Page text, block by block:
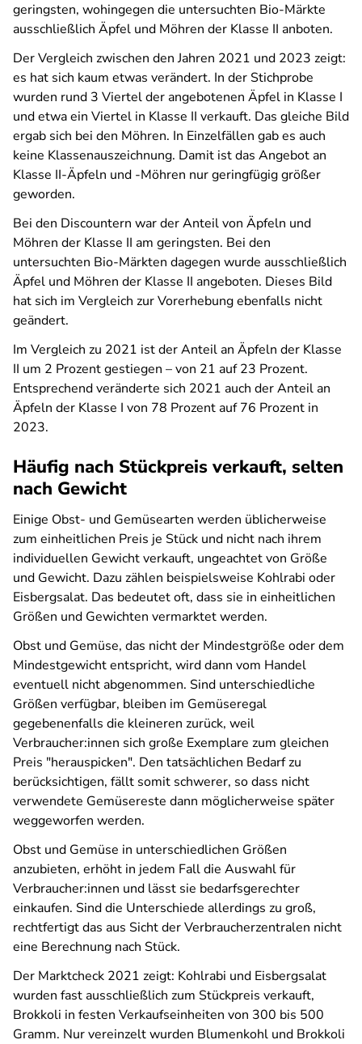
geringsten, wohingegen die untersuchten Bio-Märkte
ausschließlich Äpfel und Möhren der Klasse II anboten.
Der Vergleich zwischen den Jahren 2021 und 2023 zeigt:
es hat sich kaum etwas verändert. In der Stichprobe
wurden rund 3 Viertel der angebotenen Äpfel in Klasse I
und etwa ein Viertel in Klasse II verkauft. Das gleiche Bild
ergab sich bei den Möhren. In Einzelfällen gab es auch
keine Klassenauszeichnung. Damit ist das Angebot an
Klasse II-Äpfeln und -Möhren nur geringfügig größer
geworden.
Bei den Discountern war der Anteil von Äpfeln und
Möhren der Klasse II am geringsten. Bei den
untersuchten Bio-Märkten dagegen wurde ausschließlich
Äpfel und Möhren der Klasse II angeboten. Dieses Bild
hat sich im Vergleich zur Vorerhebung ebenfalls nicht
geändert.
Im Vergleich zu 2021 ist der Anteil an Äpfeln der Klasse
II um 2 Prozent gestiegen – von 21 auf 23 Prozent.
Entsprechend veränderte sich 2021 auch der Anteil an
Äpfeln der Klasse I von 78 Prozent auf 76 Prozent in
2023.
Häufig nach Stückpreis verkauft, selten
nach Gewicht
Einige Obst- und Gemüsearten werden üblicherweise
zum einheitlichen Preis je Stück und nicht nach ihrem
individuellen Gewicht verkauft, ungeachtet von Größe
und Gewicht. Dazu zählen beispielsweise Kohlrabi oder
Eisbergsalat. Das bedeutet oft, dass sie in einheitlichen
Größen und Gewichten vermarktet werden.
Obst und Gemüse, das nicht der Mindestgröße oder dem
Mindestgewicht entspricht, wird dann vom Handel
eventuell nicht abgenommen. Sind unterschiedliche
Größen verfügbar, bleiben im Gemüseregal
gegebenenfalls die kleineren zurück, weil
Verbraucher:innen sich große Exemplare zum gleichen
Preis "herauspicken". Den tatsächlichen Bedarf zu
berücksichtigen, fällt somit schwerer, so dass nicht
verwendete Gemüsereste dann möglicherweise später
weggeworfen werden.
Obst und Gemüse in unterschiedlichen Größen
anzubieten, erhöht in jedem Fall die Auswahl für
Verbraucher:innen und lässt sie bedarfsgerechter
einkaufen. Sind die Unterschiede allerdings zu groß,
rechtfertigt das aus Sicht der Verbraucherzentralen nicht
eine Berechnung nach Stück.
Der Marktcheck 2021 zeigt: Kohlrabi und Eisbergsalat
wurden fast ausschließlich zum Stückpreis verkauft,
Brokkoli in festen Verkaufseinheiten von 300 bis 500
Gramm. Nur vereinzelt wurden Blumenkohl und Brokkoli